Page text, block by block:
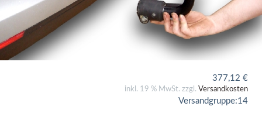
377,12 €
inkl. 19 % MwSt. zzgl. Versandkosten
Versandgruppe:14